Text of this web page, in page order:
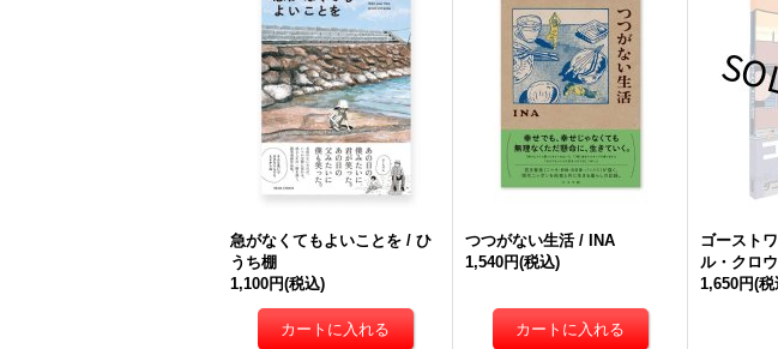
急がなくてもよいことを / ひ
うち棚
1,100円(税込)
つつがない生活 / INA
1,540円(税込)
ゴースト
ル・クロ
1,650円(税